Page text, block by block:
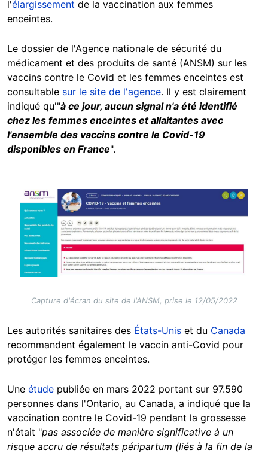
l'élargissement de la vaccination aux femmes
enceintes.
Le dossier de l'Agence nationale de sécurité du
médicament et des produits de santé (ANSM) sur les
vaccins contre le Covid et les femmes enceintes est
consultable sur le site de l'agence. Il y est clairement
indiqué qu'"à ce jour, aucun signal n'a été identifié
chez les femmes enceintes et allaitantes avec
l'ensemble des vaccins contre le Covid-19
disponibles en France".
Image
Capture d'écran du site de l'ANSM, prise le 12/05/2022
Les autorités sanitaires des États-Unis et du Canada
recommandent également le vaccin anti-Covid pour
protéger les femmes enceintes.
Une étude publiée en mars 2022 portant sur 97.590
personnes dans l'Ontario, au Canada, a indiqué que la
vaccination contre le Covid-19 pendant la grossesse
n'était "pas associée de manière significative à un
risque accru de résultats péripartum (liés à la fin de la